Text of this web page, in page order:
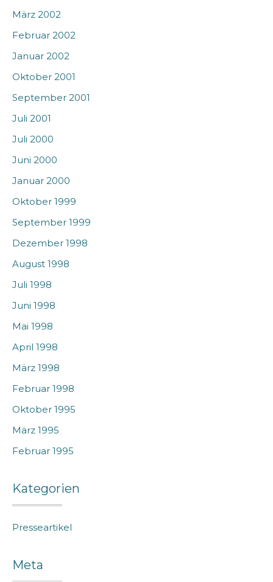
März 2002
Februar 2002
Januar 2002
Oktober 2001
September 2001
Juli 2001
Juli 2000
Juni 2000
Januar 2000
Oktober 1999
September 1999
Dezember 1998
August 1998
Juli 1998
Juni 1998
Mai 1998
April 1998
März 1998
Februar 1998
Oktober 1995
März 1995
Februar 1995
Kategorien
Presseartikel
Meta